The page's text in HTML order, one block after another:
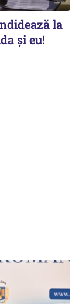
la
și eu!